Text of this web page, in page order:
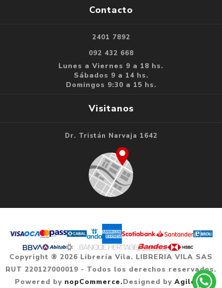
Contacto
2401 7892
092 432 668
Lunes a Viernes 9 a 18 hs.
Sábados 9 a 14 hs.
Domingos 9:30 a 15 hs.
Visitanos
Dr. Tristán Narvaja 1642
Copyright ® 2026 Librería Vila. LIBRERIA VILA SAS
RUT 220127000019 - Todos los derechos reservados.
Powered by nopCommerce.Designed by Agile.uy